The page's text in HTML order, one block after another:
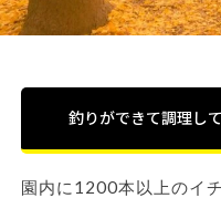
釣りができて調理し
園内に1200本以上のイ